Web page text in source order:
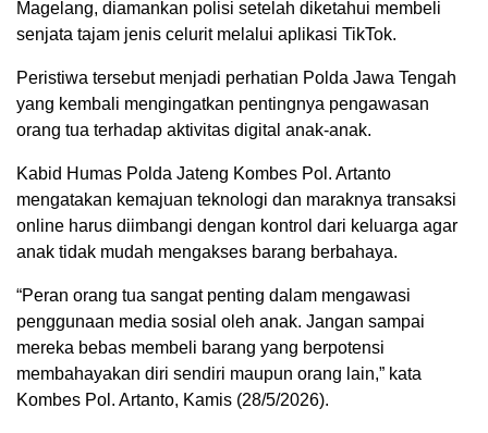
Magelang, diamankan polisi setelah diketahui membeli
senjata tajam jenis celurit melalui aplikasi TikTok.
Peristiwa tersebut menjadi perhatian Polda Jawa Tengah
yang kembali mengingatkan pentingnya pengawasan
orang tua terhadap aktivitas digital anak-anak.
Kabid Humas Polda Jateng Kombes Pol. Artanto
mengatakan kemajuan teknologi dan maraknya transaksi
online harus diimbangi dengan kontrol dari keluarga agar
anak tidak mudah mengakses barang berbahaya.
“Peran orang tua sangat penting dalam mengawasi
penggunaan media sosial oleh anak. Jangan sampai
mereka bebas membeli barang yang berpotensi
membahayakan diri sendiri maupun orang lain,” kata
Kombes Pol. Artanto, Kamis (28/5/2026).